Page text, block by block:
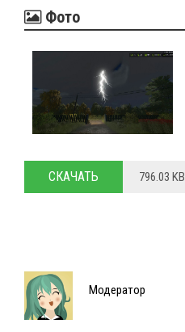
Фото
СКАЧАТЬ 796.03 KB
Модератор